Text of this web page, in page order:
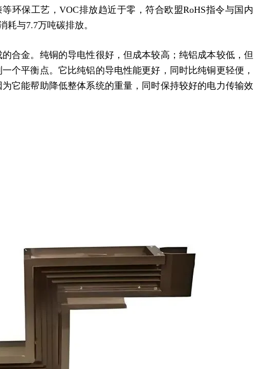
环保工艺，VOC排放趋近于零，符合欧盟RoHS指令与国内
耗与7.7万吨碳排放。
合金。纯铜的导电性很好，但成本较高；纯铝成本较低，但
个平衡点。它比纯铝的导电性能更好，同时比纯铜更轻便，
它能帮助降低整体系统的重量，同时保持较好的电力传输效